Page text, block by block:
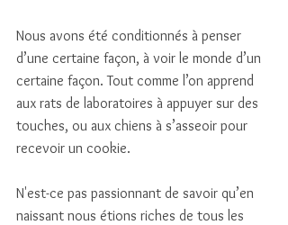
Nous avons été conditionnés à penser
d’une certaine façon, à voir le monde d’un
certaine façon. Tout comme l’on apprend
aux rats de laboratoires à appuyer sur des
touches, ou aux chiens à s’asseoir pour
recevoir un cookie.
N'est-ce pas passionnant de savoir qu’en
naissant nous étions riches de tous les